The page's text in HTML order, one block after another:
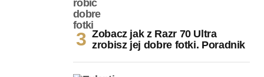
Zobacz jak z Razr 70 Ultra
zrobisz jej dobre fotki. Poradnik